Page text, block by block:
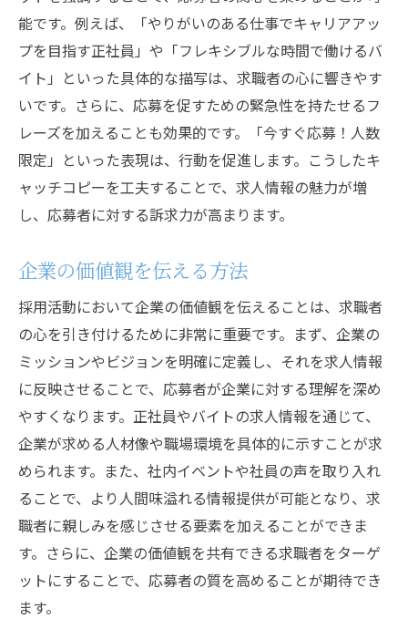
採用活動におけるデータ活用のメリット
企業ビジョンを反映した求人情報
将来性のある人材を引き寄せるために
応募者の心を掴む求人情報で採用活動を成功に
導く
応募者のニーズを捉えた求人の工夫
エンゲージメントを高める情報発信
信頼を築くための透明性ある情報提供
応募者に寄り添ったコミュニケーション
採用成功事例から学ぶ応募戦略
正社員とバイトの応募戦略で採用活動を効率化
する手法
効率的な採用プロセス構築のポイント
デジタルツールを活用した応募管理
柔軟な採用戦略で応募者数を最大化
採用活動のタイムマネジメント
人材の質を高めるための工夫
応募者の意欲を引き出す面接テクニック
能です。例えば、「やりがいのある仕事でキャリアアッ
プを目指す正社員」や「フレキシブルな時間で働けるバ
イト」といった具体的な描写は、求職者の心に響きやす
いです。さらに、応募を促すための緊急性を持たせるフ
レーズを加えることも効果的です。「今すぐ応募！人数
限定」といった表現は、行動を促進します。こうしたキ
ャッチコピーを工夫することで、求人情報の魅力が増
し、応募者に対する訴求力が高まります。
企業の価値観を伝える方法
採用活動において企業の価値観を伝えることは、求職者
の心を引き付けるために非常に重要です。まず、企業の
ミッションやビジョンを明確に定義し、それを求人情報
に反映させることで、応募者が企業に対する理解を深め
やすくなります。正社員やバイトの求人情報を通じて、
企業が求める人材像や職場環境を具体的に示すことが求
められます。また、社内イベントや社員の声を取り入れ
ることで、より人間味溢れる情報提供が可能となり、求
職者に親しみを感じさせる要素を加えることができま
す。さらに、企業の価値観を共有できる求職者をターゲ
ットにすることで、応募者の質を高めることが期待でき
ます。